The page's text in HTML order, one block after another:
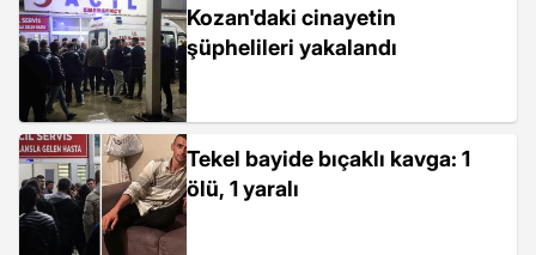
Kozan'daki cinayetin
şüphelileri yakalandı
Tekel bayide bıçaklı kavga: 1
ölü, 1 yaralı